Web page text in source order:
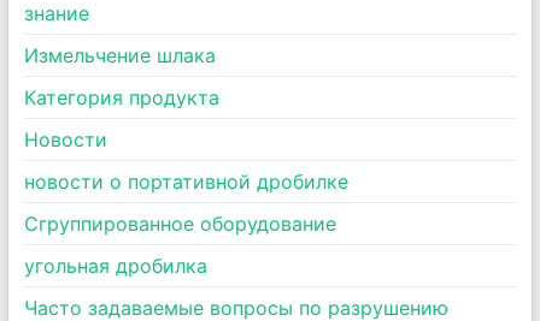
знание
Измельчение шлака
Категория продукта
Новости
новости о портативной дробилке
Сгруппированное оборудование
угольная дробилка
Часто задаваемые вопросы по разрушению